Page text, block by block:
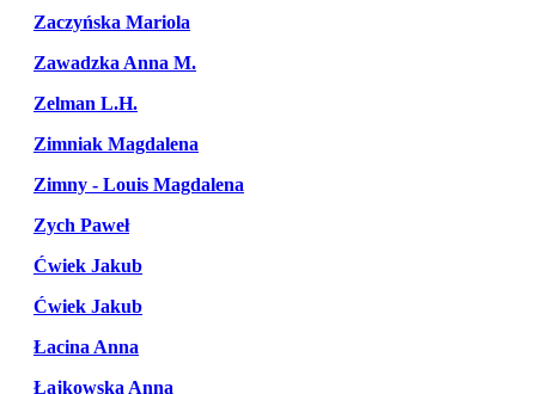
Zaczyńska Mariola
Zawadzka Anna M.
Zelman L.H.
Zimniak Magdalena
Zimny - Louis Magdalena
Zych Paweł
Ćwiek Jakub
Ćwiek Jakub
Łacina Anna
Łajkowska Anna